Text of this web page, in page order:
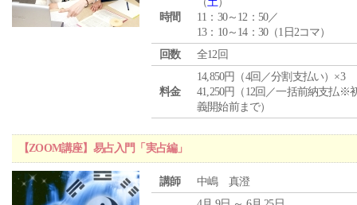
時間
11：30～12：50／
13：10～14：30（1日2コマ）
回数
全12回
料金
14,850円（4回／分割支払い）×3
41,250円（12回／一括前納支払※
義開始前まで）
【ZOOM講座】易占入門「実占編」
講師 中嶋 真澄